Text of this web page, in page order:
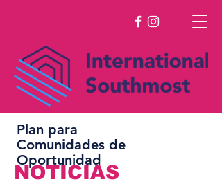
Plan para
Comunidades de
Oportunidad
NOTICIAS